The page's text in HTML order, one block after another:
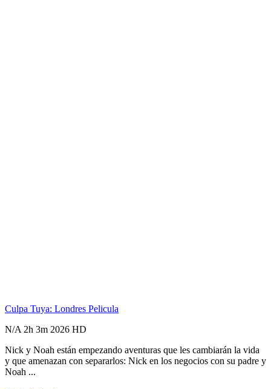
Culpa Tuya: Londres Pelicula
N/A 2h 3m 2026 HD
Nick y Noah están empezando aventuras que les cambiarán la vida
y que amenazan con separarlos: Nick en los negocios con su padre y
Noah ...